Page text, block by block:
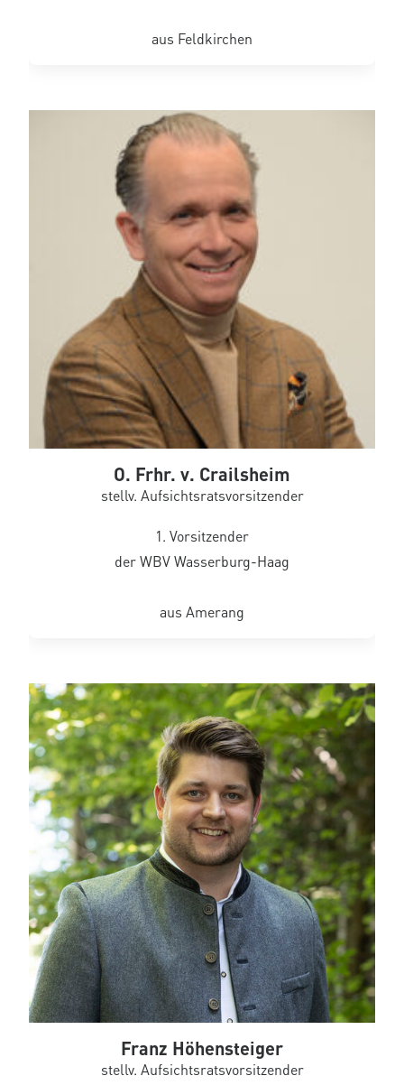
aus Feldkirchen
O. Frhr. v. Crailsheim
stellv. Aufsichtsratsvorsitzender
1. Vorsitzender
der WBV Wasserburg-Haag
aus Amerang
Franz Höhensteiger
stellv. Aufsichtsratsvorsitzender